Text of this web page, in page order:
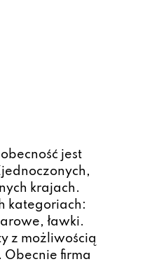
jest
krajach.
kategoriach:
ławki.
z możliwością
firma